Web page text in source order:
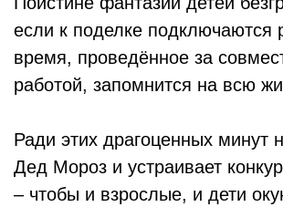
если к поделке подключаются
время, проведённое за
работой, запомнится на всю
Ради этих драгоценных минут
Дед Мороз и устраивает
– чтобы и взрослые, и дети